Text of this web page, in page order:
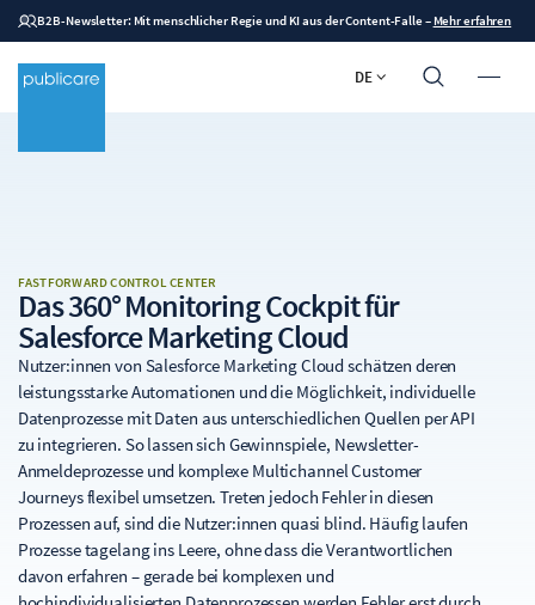
B2B-Newsletter: Mit menschlicher Regie und KI aus der Content-Falle– Mehr erfahren
DE
FASTFORWARD CONTROL CENTER
Das 360° Monitoring Cockpit für
Salesforce MarketingCloud
Nutzer:innen von Salesforce Marketing Cloud schätzen deren
leistungsstarke Automationen und die Möglichkeit, individuelle
Datenprozesse mit Daten aus unterschiedlichen Quellen per API
zu integrieren. So lassen sich Gewinnspiele, Newsletter-
Anmeldeprozesse und komplexe Multichannel Customer
Journeys flexibel umsetzen. Treten jedoch Fehler in diesen
Prozessen auf, sind die Nutzer:innen quasi blind. Häufig laufen
Prozesse tagelang ins Leere, ohne dass die Verantwortlichen
davon erfahren – gerade bei komplexen und